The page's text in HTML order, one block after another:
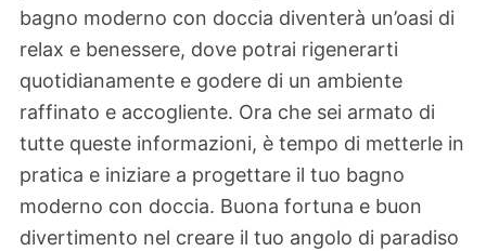
bagno moderno con doccia diventerà un’oasi di
relax e benessere, dove potrai rigenerarti
quotidianamente e godere di un ambiente
raffinato e accogliente. Ora che sei armato di
tutte queste informazioni, è tempo di metterle in
pratica e iniziare a progettare il tuo bagno
moderno con doccia. Buona fortuna e buon
divertimento nel creare il tuo angolo di paradiso